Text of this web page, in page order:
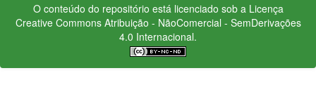
O conteúdo do repositório está licenciado sob a Licença
Creative CommonsAtribuição - NãoComercial - SemDerivações
4.0 Internacional.